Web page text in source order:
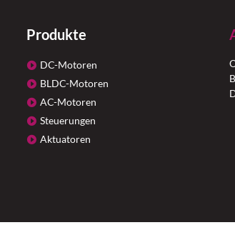
Produkte
DC-Motoren
BLDC-Motoren
AC-Motoren
Steuerungen
Aktuatoren